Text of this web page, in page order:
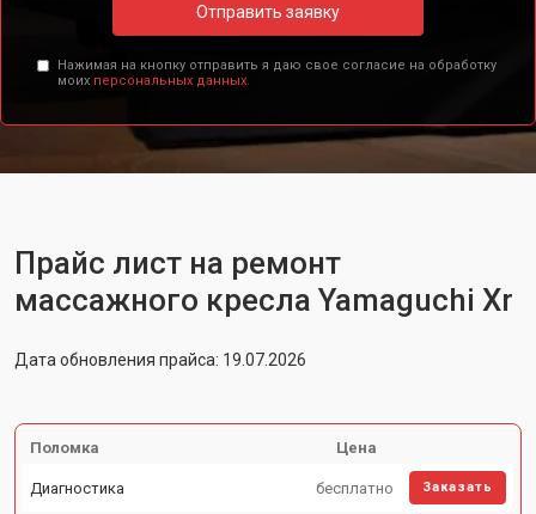
Отправить заявку
Нажимая на кнопку отправить я даю свое согласие на обработку
моих персональных данных.
Прайс лист на ремонт
массажного кресла Yamaguchi Xr
Дата обновления прайса: 19.07.2026
Поломка Цена
Диагностика бесплатно Заказать